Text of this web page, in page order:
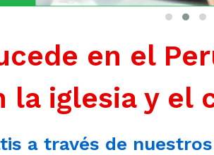
en el
la iglesia y el
a través de